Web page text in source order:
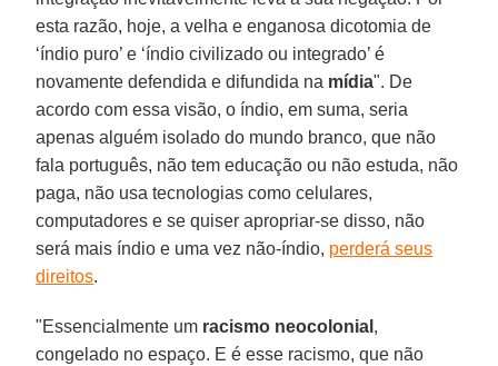
esta razão, hoje, a velha e enganosa dicotomia de
‘índio puro’ e ‘índio civilizado ou integrado’ é
novamente defendida e difundida na mídia". De
acordo com essa visão, o índio, em suma, seria
apenas alguém isolado do mundo branco, que não
fala português, não tem educação ou não estuda, não
paga, não usa tecnologias como celulares,
computadores e se quiser apropriar-se disso, não
será mais índio e uma vez não-índio, perderá seus
direitos.
"Essencialmente um racismo neocolonial ,
congelado no espaço. E é esse racismo, que não